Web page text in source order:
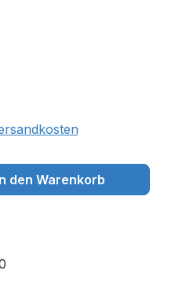
den
den Warenkorb